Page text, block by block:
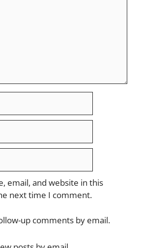
email, and website in this
next time I comment.
up comments by email.